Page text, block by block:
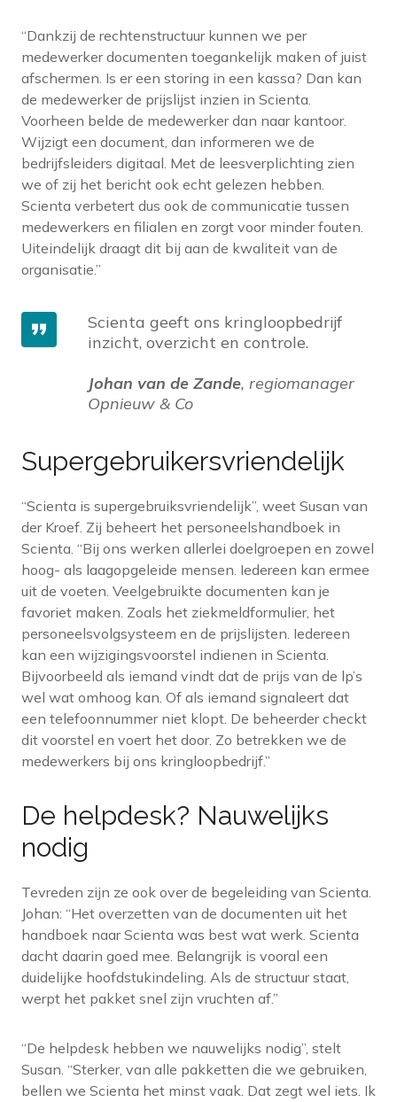
“Dankzij de rechtenstructuur kunnen we per
medewerker documenten toegankelijk maken of juist
afschermen. Is er een storing in een kassa? Dan kan
de medewerker de prijslijst inzien in Scienta.
Voorheen belde de medewerker dan naar kantoor.
Wijzigt een document, dan informeren we de
bedrijfsleiders digitaal. Met de leesverplichting zien
we of zij het bericht ook echt gelezen hebben.
Scienta verbetert dus ook de communicatie tussen
medewerkers en filialen en zorgt voor minder fouten.
Uiteindelijk draagt dit bij aan de kwaliteit van de
organisatie.”
Scienta geeft ons kringloopbedrijf
inzicht, overzicht en controle.
Johan van de Zande, regiomanager
Opnieuw & Co
Supergebruikersvriendelijk
“Scienta is supergebruiksvriendelijk”, weet Susan van
der Kroef. Zij beheert het personeelshandboek in
Scienta. “Bij ons werken allerlei doelgroepen en zowel
hoog- als laagopgeleide mensen. Iedereen kan ermee
uit de voeten. Veelgebruikte documenten kan je
favoriet maken. Zoals het ziekmeldformulier, het
personeelsvolgsysteem en de prijslijsten. Iedereen
kan een wijzigingsvoorstel indienen in Scienta.
Bijvoorbeeld als iemand vindt dat de prijs van de lp’s
wel wat omhoog kan. Of als iemand signaleert dat
een telefoonnummer niet klopt. De beheerder checkt
dit voorstel en voert het door. Zo betrekken we de
medewerkers bij ons kringloopbedrijf.”
De helpdesk? Nauwelijks
nodig
Tevreden zijn ze ook over de begeleiding van Scienta.
Johan: “Het overzetten van de documenten uit het
handboek naar Scienta was best wat werk. Scienta
dacht daarin goed mee. Belangrijk is vooral een
duidelijke hoofdstukindeling. Als de structuur staat,
werpt het pakket snel zijn vruchten af.”
“De helpdesk hebben we nauwelijks nodig”, stelt
Susan. “Sterker, van alle pakketten die we gebruiken,
bellen we Scienta het minst vaak. Dat zegt wel iets. Ik